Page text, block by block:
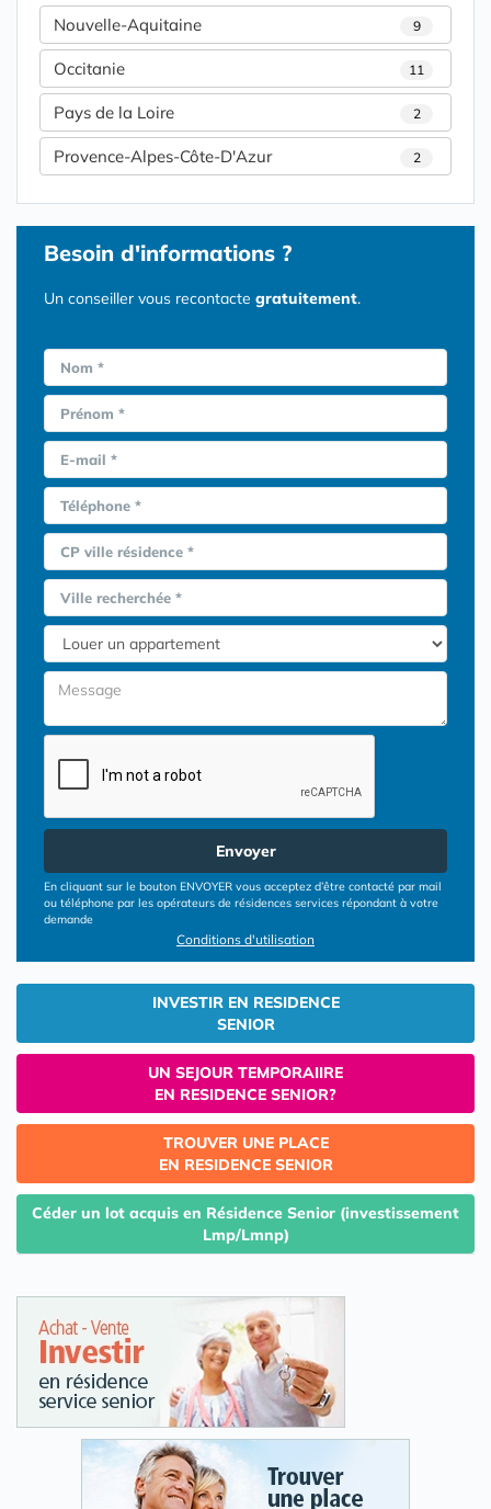
Nouvelle-Aquitaine 9
Occitanie 11
Pays de la Loire 2
Provence-Alpes-Côte-D'Azur 2
Besoin d'informations ?
Un conseiller vous recontacte gratuitement.
Nom *
Prénom *
E-mail *
Téléphone *
CP ville résidence *
Ville recherchée *
Envoyer
En cliquant sur le bouton ENVOYER vous acceptez d’être contacté par mail
ou téléphone par les opérateurs de résidences services répondant à votre
demande
Conditions d'utilisation
INVESTIR EN RESIDENCE
SENIOR
UN SEJOUR TEMPORAIIRE
EN RESIDENCE SENIOR?
TROUVER UNE PLACE
EN RESIDENCE SENIOR
Céder un lot acquis en Résidence Senior (investissement
Lmp/Lmnp)